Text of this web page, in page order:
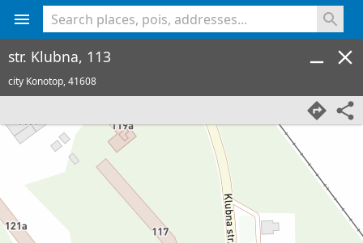
str. Klubna, 113
city Konotop,41608
<% console.log(hcard) %>